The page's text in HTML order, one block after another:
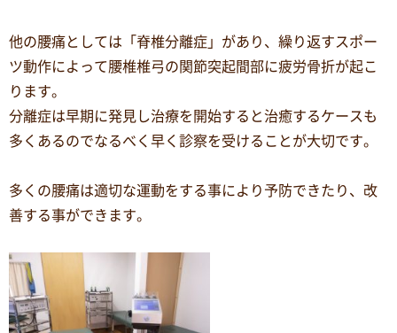
他の腰痛としては「脊椎分離症」があり、繰り返すスポー
ツ動作によって腰椎椎弓の関節突起間部に疲労骨折が起こ
ります。
分離症は早期に発見し治療を開始すると治癒するケースも
多くあるのでなるべく早く診察を受けることが大切です。
多くの腰痛は適切な運動をする事により予防できたり、改
善する事ができます。